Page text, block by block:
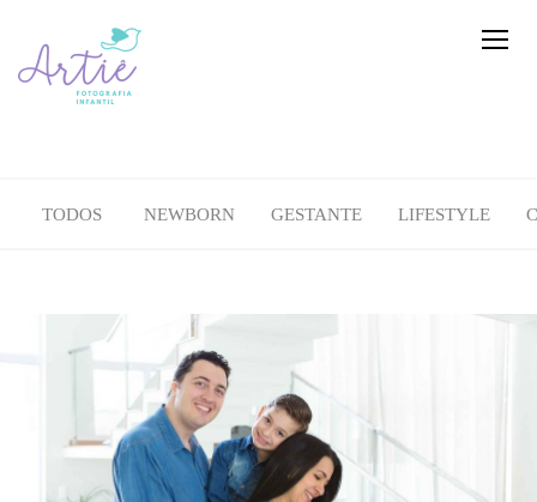
TODOS NEWBORN GESTANTE LIFESTYLE